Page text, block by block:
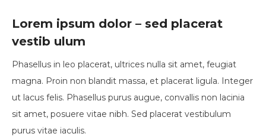
Lorem ipsum dolor – sed placerat
vestib ulum
Phasellus in leo placerat, ultrices nulla sit amet, feugiat
magna. Proin non blandit massa, et placerat ligula. Integer
ut lacus felis. Phasellus purus augue, convallis non lacinia
sit amet, posuere vitae nibh. Sed placerat vestibulum
purus vitae iaculis.